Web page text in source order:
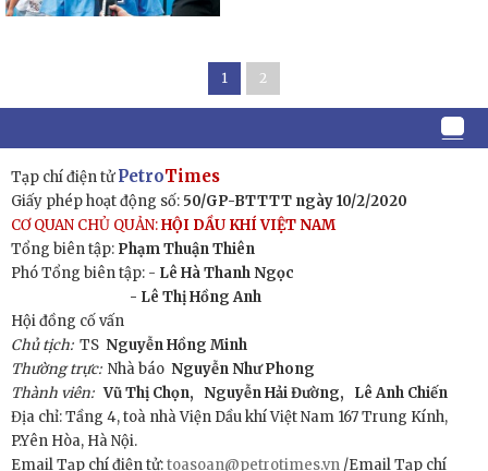
1 2
Tạp chí điện tửPetroTimes
Giấy phép hoạt động số: 50/GP-BTTTT ngày 10/2/2020
CƠ QUAN CHỦ QUẢN:HỘI DẦU KHÍ VIỆT NAM
Tổng biên tập: Phạm Thuận Thiên
Phó Tổng biên tập: - Lê Hà Thanh Ngọc
- Lê Thị Hồng Anh
Hội đồng cố vấn
Chủ tịch:TS Nguyễn Hồng Minh
Thường trực: Nhà báo Nguyễn Như Phong
Thành viên: Vũ Thị Chọn, Nguyễn Hải Đường,
Lê Anh Chiến
Địa chỉ: Tầng 4, toà nhà Viện Dầu khí Việt Nam 167 Trung Kính,
P.Yên Hòa, Hà Nội.
Email Tạp chí điện tử:toasoan@petrotimes.vn /Email Tạp chí